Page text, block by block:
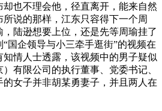
却也不理会他，径直离开，能来自然
说的那样，江东只容得下一个周
陆逊想要上位，还是先等周瑜挂了
企领导与小三牵手逛街”的视频在
知情人士透露，该视频中的男子疑似
有限公司的执行董事、党委书记、
女子并非胡某勇妻子，并且两人在